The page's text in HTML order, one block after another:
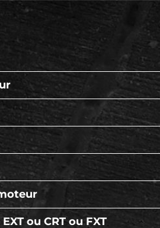
ou CRT ou FXT